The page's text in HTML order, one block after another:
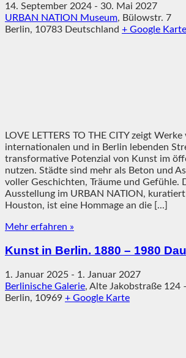
14. September 2024 - 30. Mai 2027
URBAN NATION Museum, Bülowstr. 7
Berlin, 10783 Deutschland + Google Karte
LOVE LETTERS TO THE CITY zeigt
internationalen und in Berlin lebenden
transformative Potenzial von Kunst im
nutzen. Städte sind mehr als Beton und
voller Geschichten, Träume und Gefühle.
Ausstellung im URBAN NATION,
Houston, ist eine Hommage an die [...]
Mehr erfahren »
Kunst in Berlin. 1880 – 1980
1. Januar 2025 - 1. Januar 2027
Berlinische Galerie, Alte Jakobstraße 124
Berlin, 10969 + Google Karte